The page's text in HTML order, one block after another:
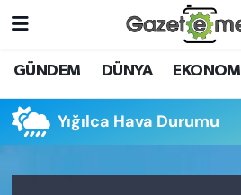
GÜNDEM DÜNYA EKONOMİ
Yığılca Hava Durumu
DÜNYA
EKONOMİ
Nöbetçi Eczaneler
Hava Durumu